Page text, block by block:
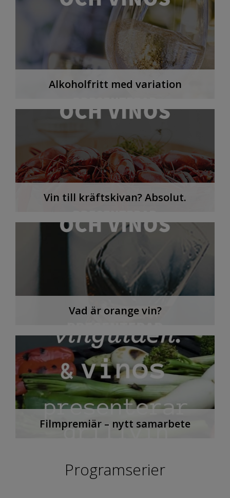
Alkoholfritt med variation
Vin till kräftskivan? Absolut.
Vad är orange vin?
Filmpremiär – nytt samarbete
Programserier